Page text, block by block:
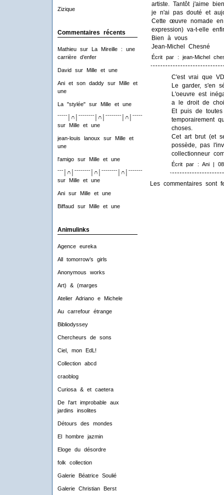
Zizique
Commentaires récents
Mathieusur
La Mireille : une
carrière d’enfer
David sur Mille et une
Ani et son daddysur
Mille et
une
La "stylée"sur Mille et une
ˉˉˉˉˉ│∩│ˉˉˉˉˉˉˉˉ│∩│ˉˉˉˉˉˉˉˉ│∩│ˉˉˉˉˉˉˉˉ│∩│ˉˉˉˉ
sur
Mille et une
jean-louis lanoux sur
Mille et
une
l'amigosur Mille et une
ˉˉˉ│∩│ˉˉˉˉˉˉˉˉ│∩│ˉˉˉˉˉˉˉˉ│∩│ˉˉˉˉˉˉˉˉ│∩│ˉˉˉ
sur
Mille et une
Anisur Mille et une
Biffaud sur Mille et une
Animulinks
Agence eureka
All tomorrow’s girls
Anonymous works
Art) & (marges
Atelier Adriano e Michele
Au carrefour étrange
Bibliodyssey
Chercheurs de sons
Ciel, mon EdL!
Collection abcd
craoblog
Curiosa & et caetera
De l'art improbable aux
jardins insolites
Détours des mondes
El hombre jazmin
Eloge du désordre
folk collection
Galerie Béatrice Soulié
Galerie Christian Berst
artiste. Tantôt j'aime
je n'ai pas douté et
Cette œuvre nomade
expression) va-t-elle
Bien à vous
Jean-Michel Chesné
Écrit par : jean-Michel
C'est vrai que
Le garder, s'en
L'oeuvre est
a le droit de
Et puis de
temporairement
choses.
Cet art brut (et
possède, pas
collectionneur
Écrit par : Ani |
Les commentaires sont